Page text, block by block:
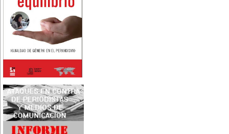
En Dijon fallece Gabrielle Suchon
(1703), notable filósofa francesa,
autora del Tratado de la moral y
de la política (1693), la primera
obra explícitamente filosófica
escrita por una mujer en el
8 de marzo:
nace Juana Fernández Morales
(1895-1980), poeta conocida
Ibarbourou, o 'Juana de América'.
Se la considera una de las figuras
clave de la poesía
hispanoamericana
contemporánea.
14 de marzo:
Nace, en la Ciudad de México,